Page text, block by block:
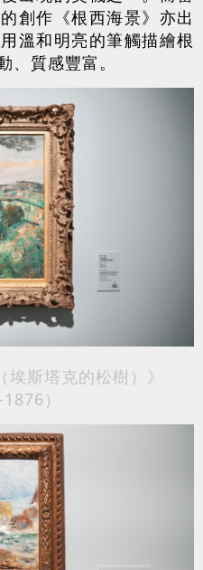
創作《根西海景》亦出
溫和明亮的筆觸描繪根
、質感豐富。
斯塔克的松樹）》
）